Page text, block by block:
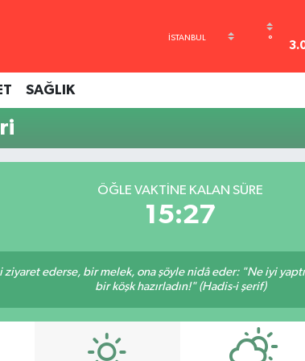
°
SAĞLIK
ÖĞLE VAKTINE KALAN SÜRE
15:27
ziyaret ederse, bir melek, ona şöyle nidâ eder: "Ne iyi
bir köşk hazırladın!" (Hadis-i şerif)